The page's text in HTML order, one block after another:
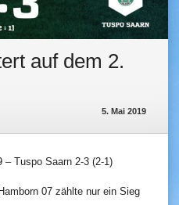
auf dem 2.
5. Mai 2019
Tuspo Saarn 2-3 (2-1)
07 zählte nur ein Sieg